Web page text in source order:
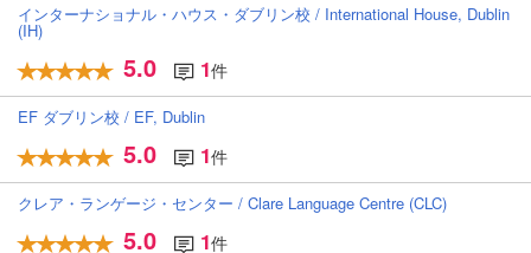
インターナショナル・ハウス・ダブリン校 / International House, Dublin
(IH)
5.0 1件
EF ダブリン校 / EF, Dublin
5.0 1件
クレア・ランゲージ・センター / Clare Language Centre (CLC)
5.0 1件